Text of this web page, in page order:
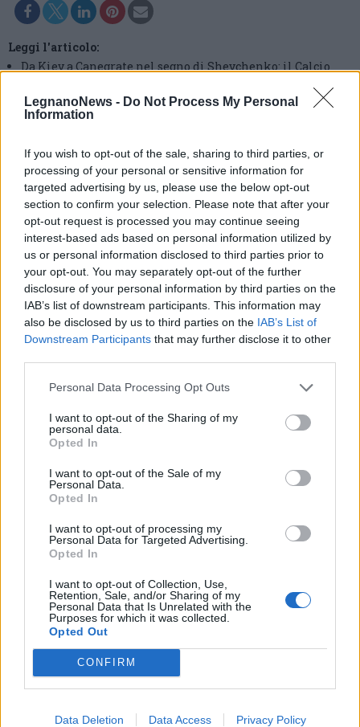
LegnanoNews - Do Not Process My Personal
Information
If you wish to opt-out of the sale, sharing to third parties, or
processing of your personal or sensitive information for
targeted advertising by us, please use the below opt-out
section to confirm your selection. Please note that after your
opt-out request is processed you may continue seeing
interest-based ads based on personal information utilized by
us or personal information disclosed to third parties prior to
your opt-out. You may separately opt-out of the further
disclosure of your personal information by third parties on the
IAB’s list of downstream participants. This information may
also be disclosed by us to third parties on the IAB’s List of
Downstream Participants that may further disclose it to other
Personal Data Processing Opt Outs
I want to opt-out of the Sharing of my
personal data.
Opted In
I want to opt-out of the Sale of my
Personal Data.
Opted In
I want to opt-out of processing my
Personal Data for Targeted Advertising.
Opted In
I want to opt-out of Collection, Use,
Retention, Sale, and/or Sharing of my
Personal Data that Is Unrelated with the
Purposes for which it was collected.
Opted Out
CONFIRM
Data Deletion Data Access Privacy Policy
Leggi l'articolo:
Da Kiev a Canegrate nel segno di Shevchenko: il Calcio
Canegrate accoglie il piccolo Kristian
Accedioregistratiper commentare questo
L'email è richiesta ma non verrà mostrata ai visitatori. Il contenuto di questo
commento esprime il pensiero dell'autore e non rappresenta la linea editoriale
di VareseNews.it, che rimane autonoma e indipendente. I messaggi inclusi nei
possono essere automaticamente pubblicati senza filtro preventivo. I commenti
che includano uno o più link a siti esterni verranno rimossi in automatico dal